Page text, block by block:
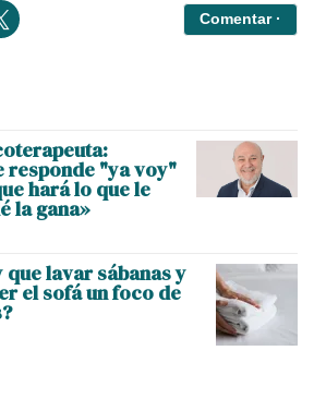
Comentar ·
responde "ya voy"
hará lo que le
la gana»
que lavar sábanas y
el sofá un foco de